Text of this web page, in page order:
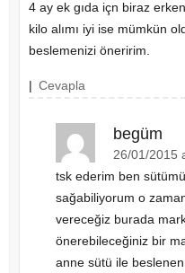
4 ay ek gıda içn biraz
kilo alımı iyi ise mümkün
beslemenizi öneririm.
| Cevapla
begüm
26/01/2015
tsk ederim ben
sağabiliyorum o
vereceğiz burada
önerebileceğiniz bir
anne sütü ile